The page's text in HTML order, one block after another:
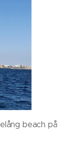
beach på